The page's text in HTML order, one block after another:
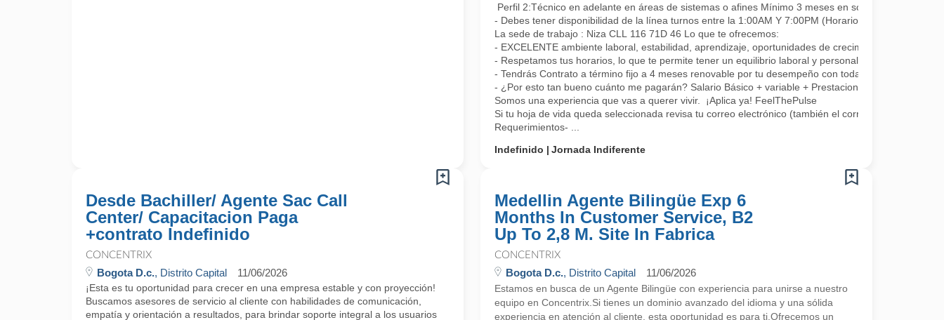
Perfil 2:Técnico en adelante en áreas de sistemas o afines Mínimo 3 meses en soporte o áreas
- Debes tener disponibilidad de la línea turnos entre la 1:00AM Y 7:00PM (Horarios rotativos, 1 día
La sede de trabajo : Niza CLL 116 71D 46 Lo que te ofrecemos:
- EXCELENTE ambiente laboral, estabilidad, aprendizaje, oportunidades de crecimiento, tenemos
- Respetamos tus horarios, lo que te permite tener un equilibrio laboral y personal
- Tendrás Contrato a término fijo a 4 meses renovable por tu desempeño con todas las prestaciones
- ¿Por esto tan bueno cuánto me pagarán? Salario Básico + variable + Prestaciones por ley.
Somos una experiencia que vas a querer vivir. ¡Aplica ya! FeelThePulse
Si tu hoja de vida queda seleccionada revisa tu correo electrónico (también el correo no deseado)
Requerimientos- ...
Indefinido
Jornada Indiferente
Desde Bachiller/ Agente Sac Call
Center/ Capacitacion Paga
+contrato Indefinido
CONCENTRIX
Bogota D.c., Distrito Capital 11/06/2026
¡Esta es tu oportunidad para crecer en una empresa estable y con proyección!
Buscamos asesores de servicio al cliente con habilidades de comunicación,
empatía y orientación a resultados, para brindar soporte integral a los usuarios
Medellin Agente Bilingüe Exp 6
Months In Customer Service, B2
Up To 2,8 M. Site In Fabrica
CONCENTRIX
Bogota D.c., Distrito Capital 11/06/2026
Estamos en busca de un Agente Bilingüe con experiencia para unirse a nuestro
equipo en Concentrix.Si tienes un dominio avanzado del idioma y una sólida
experiencia en atención al cliente, esta oportunidad es para ti.Ofrecemos un